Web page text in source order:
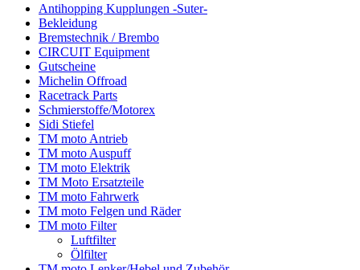
Antihopping Kupplungen -Suter-
Bekleidung
Bremstechnik / Brembo
CIRCUIT Equipment
Gutscheine
Michelin Offroad
Racetrack Parts
Schmierstoffe/Motorex
Sidi Stiefel
TM moto Antrieb
TM moto Auspuff
TM moto Elektrik
TM Moto Ersatzteile
TM moto Fahrwerk
TM moto Felgen und Räder
TM moto Filter
Luftfilter
Ölfilter